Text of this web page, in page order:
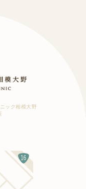
ック相模大野